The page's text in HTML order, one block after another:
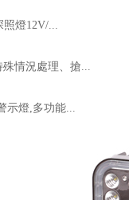
照燈12V/...
情況處理、搶...
示燈,多功能...